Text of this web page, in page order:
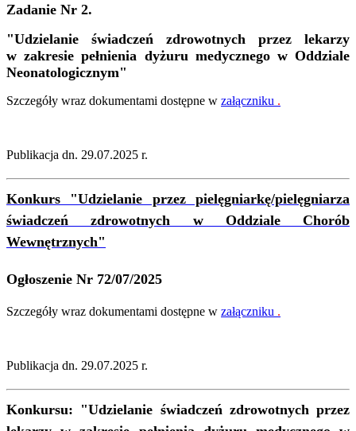
Zadanie Nr 2.
"Udzielanie świadczeń zdrowotnych przez lekarzy
w zakresie pełnienia dyżuru medycznego w Oddziale
Neonatologicznym"
Szczegóły wraz dokumentami dostępne w załączniku .
Publikacja dn. 29.07.2025 r.
Konkurs "Udzielanie przez pielęgniarkę/pielęgniarza
świadczeń zdrowotnych w Oddziale Chorób
Wewnętrznych"
Ogłoszenie Nr 72/07/2025
Szczegóły wraz dokumentami dostępne w załączniku .
Publikacja dn. 29.07.2025 r.
Konkursu: "Udzielanie świadczeń zdrowotnych przez